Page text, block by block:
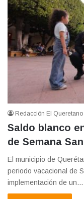
Redacción El Queretano
Saldo blanco
de Semana
El municipio de
periodo vacacional de
implementación de un…